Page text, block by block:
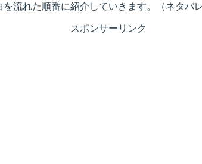
を流れた順番に紹介していきます。（ネタバ
スポンサーリンク